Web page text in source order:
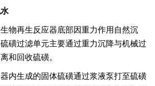
物再生反应器底部因重力作用自然沉
硫磺过滤单元主要通过重力沉降与机械过
和回收硫磺。
内生成的固体硫磺通过浆液泵打至硫磺